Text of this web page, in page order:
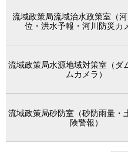
流域政策局流域治水政策室（
位・洪水予報・河川防災カ
流域政策局水源地域対策室（ダ
ムカメラ）
流域政策局砂防室（砂防雨量・
険警報）